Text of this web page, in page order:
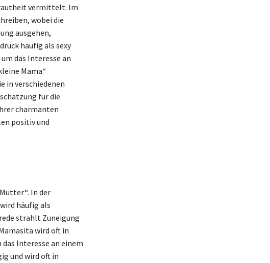
vermittelt. Im
wobei die
ausgehen,
häufig als sexy
das Interesse an
Mama“
in verschiedenen
für die
charmanten
positiv und
In der
häufig als
strahlt Zuneigung
wird oft in
Interesse an einem
und wird oft in